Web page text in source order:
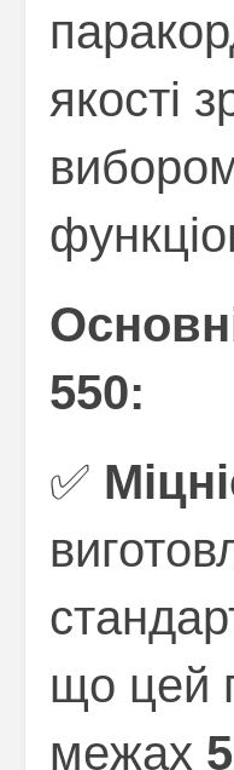
якості
550:
✅
що цей
межах